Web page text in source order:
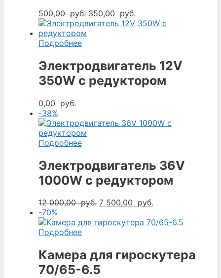
500,00руб. Первоначальная
цена
350,00 руб.
цена:
Подробнее
Электродвигатель 12V
350W с редуктором
0,00 руб.
-38%
Подробнее
Электродвигатель 36V
1000W с редуктором
12 000,00руб. Первоначальная
составляла
руб..
7 500,00 руб.
7
-70%
Подробнее
Камера для гироскутера
70/65-6.5